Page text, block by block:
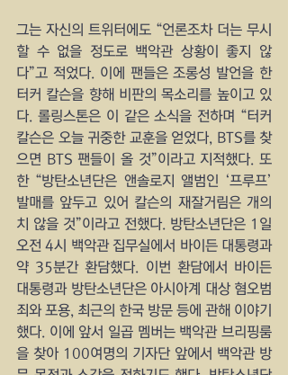
그는 자신의 트위터에도 “언론조차 더는 무시
할 수 없을 정도로 백악관 상황이 좋지 않
다”고 적었다. 이에 팬들은 조롱성 발언을 한
터커 칼슨을 향해 비판의 목소리를 높이고 있
다. 롤링스톤은 이 같은 소식을 전하며 “터커
칼슨은 오늘 귀중한 교훈을 얻었다, BTS를 찾
으면 BTS 팬들이 올 것”이라고 지적했다. 또
한 “방탄소년단은 앤솔로지 앨범인 ‘프루프’
발매를 앞두고 있어 칼슨의 재잘거림은 개의
치 않을 것”이라고 전했다. 방탄소년단은 1일
오전 4시 백악관 집무실에서 바이든 대통령과
약 35분간 환담했다. 이번 환담에서 바이든
대통령과 방탄소년단은 아시아계 대상 혐오범
죄와 포용, 최근의 한국 방문 등에 관해 이야기
했다. 이에 앞서 일곱 멤버는 백악관 브리핑룸
을 찾아 100여명의 기자단 앞에서 백악관 방